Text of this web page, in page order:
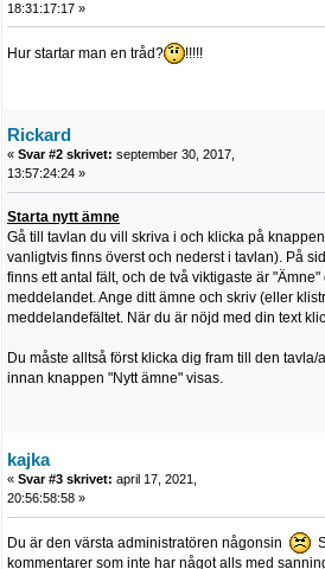
18:31:17:17 »
Hur startar man en tråd? !!!!!
Rickard
« Svar #2 skrivet: september 30, 2017,
13:57:24:24 »
Starta nytt ämne
Gå till tavlan du vill skriva i och klicka på
vanligtvis finns överst och nederst i tavlan). På
finns ett antal fält, och de två viktigaste är
meddelandet. Ange ditt ämne och skriv (eller
meddelandefältet. När du är nöjd med din text
Du måste alltså först klicka dig fram till den
innan knappen "Nytt ämne" visas.
kajka
« Svar #3 skrivet: april 17, 2021,
20:56:58:58 »
Du är den värsta administratören någonsin
kommentarer som inte har något alls med